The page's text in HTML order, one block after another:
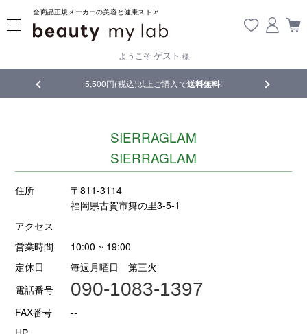
全商品正規メーカーの美容と健康ストア
ようこそ ゲスト 様
5,500円(税込)以上ご購入で送料無料! 【重要】
SIERRAGLAM
SIERRAGLAM
住所
〒811-3114
福岡県古賀市舞の里3-5-1
アクセス
営業時間
10:00 ~ 19:00
定休日
毎週月曜日 第三火
電話番号
090-1083-1397
FAX番号
--